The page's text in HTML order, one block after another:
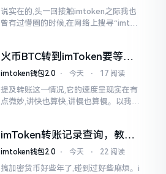
说实在的,头一回接触imtoken之际我也
曾有过懵圈的时候,在网络上搜寻“imtok
火币BTC转到imToken要等多
久？过来人说说真实情况
imtoken钱包2.0 ⋅ 今天 ⋅ 17 阅读
提及转账这一情况,它的速度呈现实在有
点微妙,讲快也算快,讲慢也算慢。以我从
账。可是
imToken转账记录查询，教你
正确查看方法
imtoken钱包2.0 ⋅ 今天 ⋅ 22 阅读
搞加密货币好些年了,碰到过好些麻烦。i